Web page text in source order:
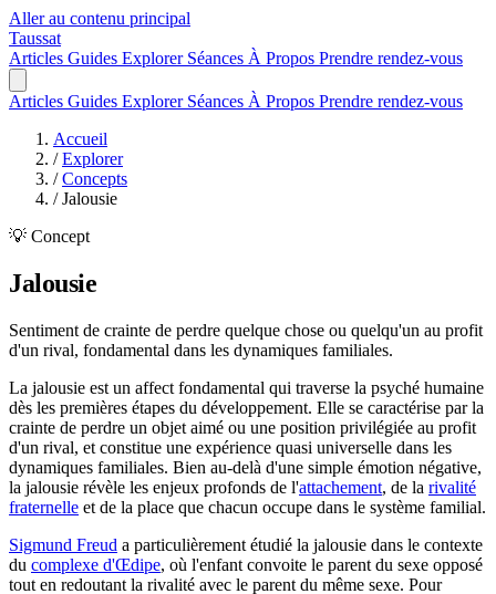
Aller au contenu principal
Taussat
Articles Guides Explorer Séances À Propos Prendre rendez-vous
Articles Guides Explorer Séances À Propos Prendre rendez-vous
Accueil
/ Explorer
/ Concepts
/ Jalousie
💡 Concept
Jalousie
Sentiment de crainte de perdre quelque chose ou quelqu'un au profit
d'un rival, fondamental dans les dynamiques familiales.
La jalousie est un affect fondamental qui traverse la psyché humaine
dès les premières étapes du développement. Elle se caractérise par la
crainte de perdre un objet aimé ou une position privilégiée au profit
d'un rival, et constitue une expérience quasi universelle dans les
dynamiques familiales. Bien au-delà d'une simple émotion négative,
la jalousie révèle les enjeux profonds de l'attachement, de la rivalité
fraternelle et de la place que chacun occupe dans le système familial.
Sigmund Freud a particulièrement étudié la jalousie dans le contexte
du complexe d'Œdipe, où l'enfant convoite le parent du sexe opposé
tout en redoutant la rivalité avec le parent du même sexe. Pour